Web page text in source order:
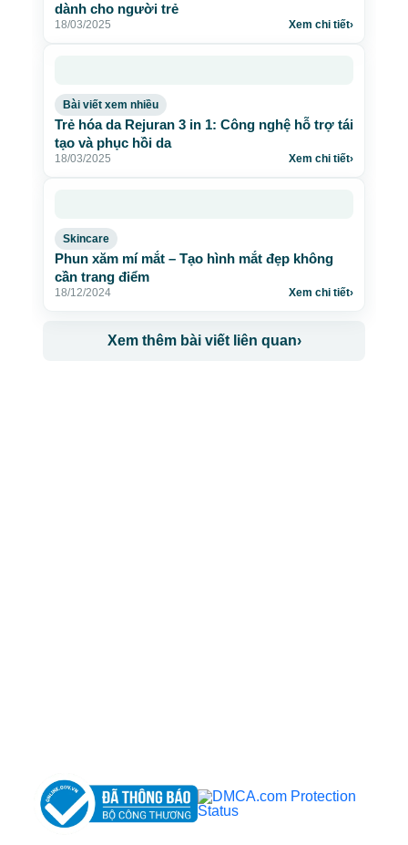
dành cho người trẻ
18/03/2025 Xem chi tiết›
Bài viết xem nhiều
Trẻ hóa da Rejuran 3 in 1: Công nghệ hỗ trợ tái
tạo và phục hồi da
18/03/2025 Xem chi tiết›
Skincare
Phun xăm mí mắt – Tạo hình mắt đẹp không
cần trang điểm
18/12/2024 Xem chi tiết›
Xem thêm bài viết liên quan›